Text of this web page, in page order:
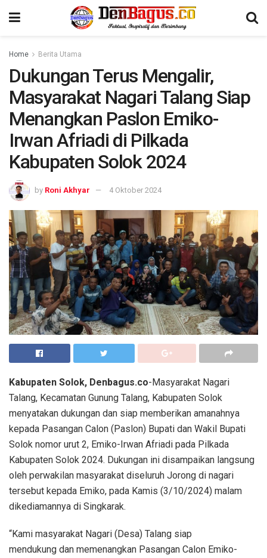
Home Berita Utama
Dukungan Terus Mengalir,
Masyarakat Nagari Talang Siap
Menangkan Paslon Emiko-
Irwan Afriadi di Pilkada
Kabupaten Solok 2024
by Roni Akhyar 4 Oktober 2024
Kabupaten Solok, Denbagus.co-Masyarakat Nagari
Talang, Kecamatan Gunung Talang, Kabupaten Solok
menyatakan dukungan dan siap memberikan amanahnya
kepada Pasangan Calon (Paslon) Bupati dan Wakil Bupati
Solok nomor urut 2, Emiko-Irwan Afriadi pada Pilkada
Kabupaten Solok 2024. Dukungan ini disampaikan langsung
oleh perwakilan masyarakat diseluruh Jorong di nagari
tersebut kepada Emiko, pada Kamis (3/10/2024) malam
dikediamannya di Singkarak.
“Kami masyarakat Nagari (Desa) Talang siap
mendukung dan memenangkan Pasangan Calon Emiko-